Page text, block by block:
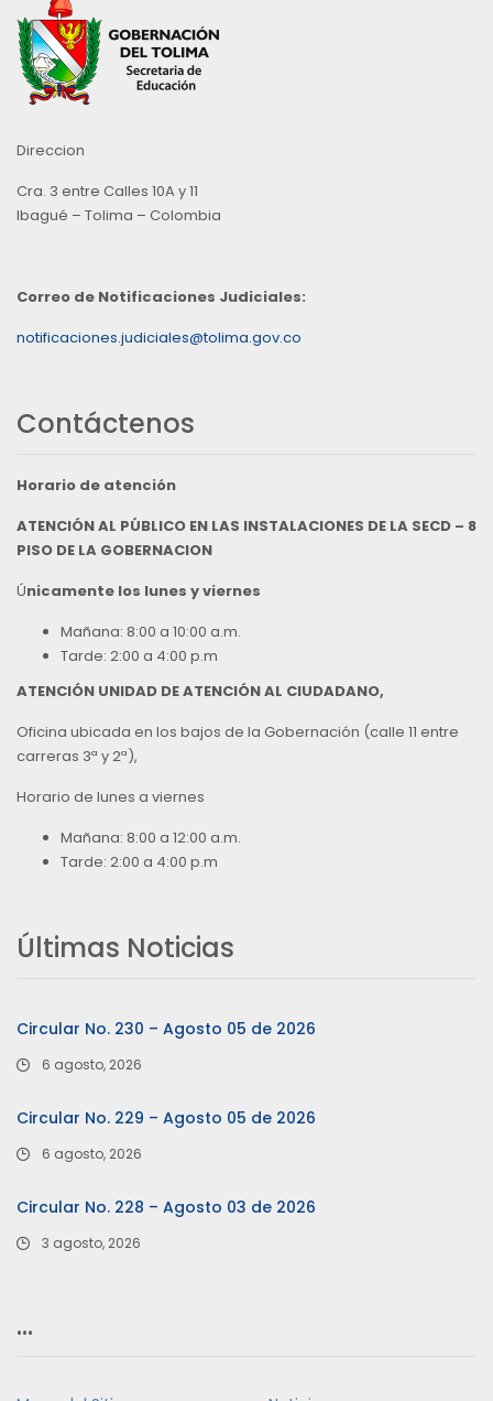
Direccion
Cra. 3 entre Calles 10A y 11
Ibagué – Tolima – Colombia
Correo de Notificaciones Judiciales:
notificaciones.judiciales@tolima.gov.co
Contáctenos
Horario de atención
ATENCIÓN AL PÚBLICO EN LAS INSTALACIONES DE LA SECD – 8
PISO DE LA GOBERNACION
Únicamente los lunes y viernes
Mañana: 8:00 a 10:00 a.m.
Tarde: 2:00 a 4:00 p.m
ATENCIÓN UNIDAD DE ATENCIÓN AL CIUDADANO,
Oficina ubicada en los bajos de la Gobernación (calle 11 entre
carreras 3ª y 2ª),
Horario de lunes a viernes
Mañana: 8:00 a 12:00 a.m.
Tarde: 2:00 a 4:00 p.m
Últimas Noticias
Circular No. 230 – Agosto 05 de 2026
6 agosto, 2026
Circular No. 229 – Agosto 05 de 2026
6 agosto, 2026
Circular No. 228 – Agosto 03 de 2026
3 agosto, 2026
…